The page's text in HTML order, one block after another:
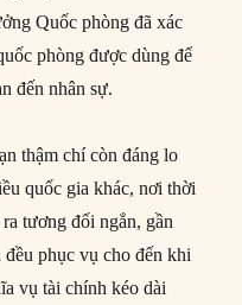
Quốc phòng đã xác
phòng được dùng để
đến nhân sự.
thậm chí còn đáng lo
quốc gia khác, nơi thời
tương đối ngắn, gần
phục vụ cho đến khi
vụ tài chính kéo dài